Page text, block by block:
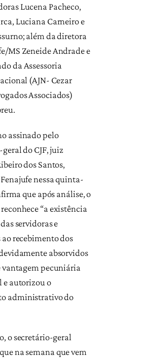
Lucena Pacheco,
Luciana Carneiro e
além da diretora
MS Zeneide Andrade e
da Assessoria
(AJN- Cezar
Associados)
assinado pelo
do CJF, juiz
dos Santos,
nessa quinta-
que após análise, o
“a existência
servidoras e
ao recebimento dos
absorvidos
pecuniária
autorizou o
administrativo do
o secretário-geral
na semana que vem